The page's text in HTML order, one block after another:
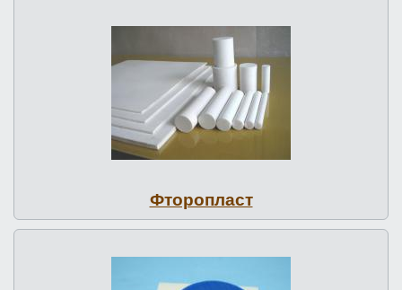
Фто­роп­ласт